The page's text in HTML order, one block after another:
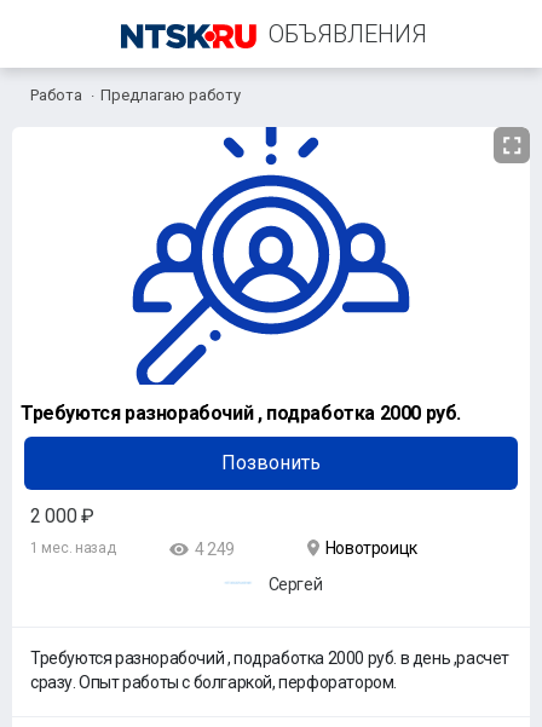
ОБЪЯВЛЕНИЯ
+7 (903) 364-86-45
Работа Предлагаю работу
Требуются разнорабочий , подработка 2000 руб.
Позвонить
2 000 ₽
1 мес. назад 4 249
Новотроицк
Сергей
Требуются разнорабочий , подработка 2000 руб. в день ,расчет
сразу. Опыт работы с болгаркой, перфоратором.